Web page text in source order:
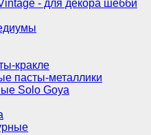
- для декора шебби
кракле
пасты-металлики
Solo Goya